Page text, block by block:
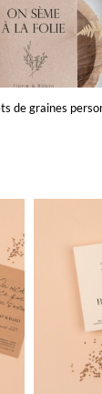
de graines